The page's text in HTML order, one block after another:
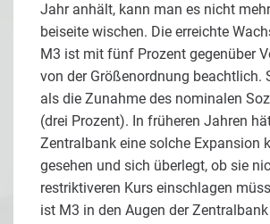
Jahr anhält, kann man es nicht
beiseite wischen. Die erreichte
M3 ist mit fünf Prozent gegenüber
von der Größenordnung beachtlich.
als die Zunahme des nominalen
(drei Prozent). In früheren Jahren
Zentralbank eine solche Expansion
gesehen und sich überlegt, ob sie
restriktiveren Kurs einschlagen
ist M3 in den Augen der